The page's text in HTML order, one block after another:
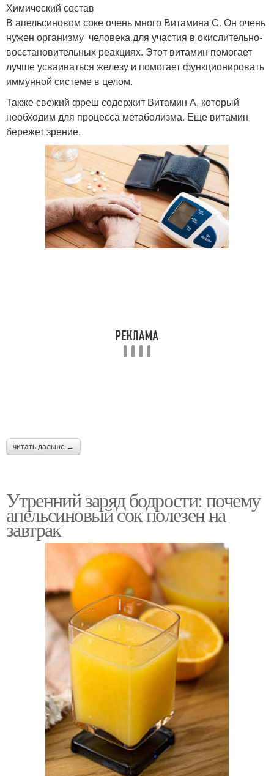
Химический состав
В апельсиновом соке очень много Витамина С. Он очень
нужен организму человека для участия в окислительно-
восстановительных реакциях. Этот витамин помогает
лучше усваиваться железу и помогает функционировать
иммунной системе в целом.
Также свежий фреш содержит Витамин А, который
необходим для процесса метаболизма. Еще витамин
бережет зрение.
читать дальше →
Утренний заряд бодрости: почему
апельсиновый сок полезен на
завтрак